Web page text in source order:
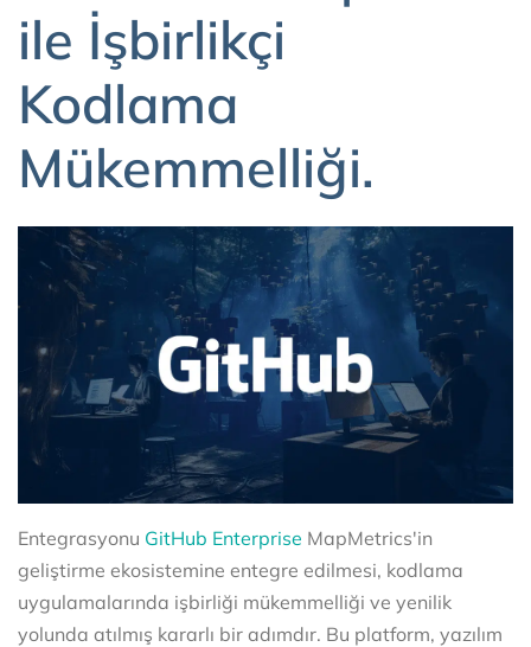
ile İşbirlikçi
Kodlama
Mükemmelliği.
Entegrasyonu GitHub Enterprise MapMetrics'in
geliştirme ekosistemine entegre edilmesi, kodlama
uygulamalarında işbirliği mükemmelliği ve yenilik
yolunda atılmış kararlı bir adımdır. Bu platform, yazılım